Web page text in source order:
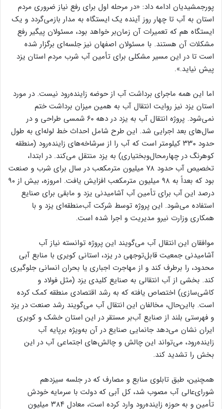
پورجمشیدیان ادامه داد: «در مرحله اول برای رفع نیاز ضروری مردم
استان به آب تا چهار روز آینده یک ایستگاه به مدار بازمی‌گردد و یک
ایستگاه هم که تعمیرات آن زمان‌بر خواهد بود، مسئولان پیگیر رفع
مشکلات آن هستند. با مسئولان اصفهان نیز جلسه‌ای برگزار شده
است تا در این مسیر مشکلی برای تأمین آب شرب مردم استان یزد
پیش نیاید.».
اما این همه ماجرای برداشت آب از حوضه زاینده‌رود نیست. در مورد
استان یزد نیز روایت انتقال آب به همین میزان برداشت ختم
نمی‌شود. پروژه انتقال آب به یزد در دهه ۶۰ شمسی طراحی و در
سال‌های بعد اجرایی شد. این طرح شامل احداث خط لوله‌ای به طول
حدود ۳۳۰ کیلومتر است که آب را از سرشاخه‌های زاینده‌رود (منطقه
کوهرنگ در چهارمحال‌وبختیاری) به یزد منتقل می‌کند. در ابتدا،
تخصیص آب حدود ۷۸ میلیون مترمکعب در سال برای شرب و صنعت
بود که بعداً به ۹۸ میلیون مترمکعب افزایش یافت. امروزه، بیش از ۹۰
درصد این آب برای تأمین آب آشامیدنی یزد و مابقی برای صنایع
استفاده می‌شود. این پروژه توسط شرکت آب‌منطقه‌ای یزد و با
همکاری وزارت نیرو مدیریت و اجرا شده است.
موافقان این انتقال آب می‌گویند این پروژه توانسته نیاز آب
آشامیدنی جمعیت قابل‌توجهی در یزد، استانی کویری با منابع آبی
محدود، را برطرف کند و از مهاجرت اجباری یا بحران انسانی جلوگیری
کند. بخشی از آب انتقالی به صنایع کلیدی یزد (مثل فولاد و
کاشی‌سازی) اختصاص یافته که به رشد اقتصادی منطقه کمک کرده
است. بااین‌حال، مخالفان این انتقال آب می‌گویند رشد صنعت در یزد
و فهرستی بلند از صنایع آب‌بر مستقر در این استان خشک و کویری
ایران نشان می‌دهد جانمایی صنایع در آن به‌ویژه برپایه آب
زاینده‌رود، می‌تواند این چالش و چالش‌های اجتماعی آب در این
بخش را تشدید کند.
همچنین، طبق تابلوی منابع و مصارف که در جلسه سیزدهم
شورای‌عالی آب مصوب شد، کل آبی که دولت با سرمایه خودش
تأمین و به حوزه زاینده‌رود وارد کرده است، معادل ۳۸۴ میلیون